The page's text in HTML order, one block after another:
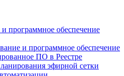
программное обеспечение
и программное обеспечение
ПО в Реестре
эфирной сетки